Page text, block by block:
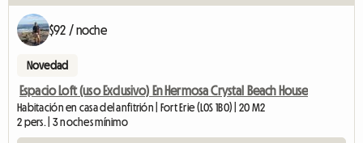
$92 / noche
Novedad
Espacio Loft (uso Exclusivo) En Hermosa Crystal Beach House
Habitación en casa del anfitrión | Fort Erie (L0S 1B0) | 20 M2
2 pers. | 3 noches mínimo